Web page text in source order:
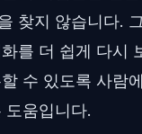
찾지 않습니다.
를 더 쉽게 다시
수 있도록 사람
도움입니다.